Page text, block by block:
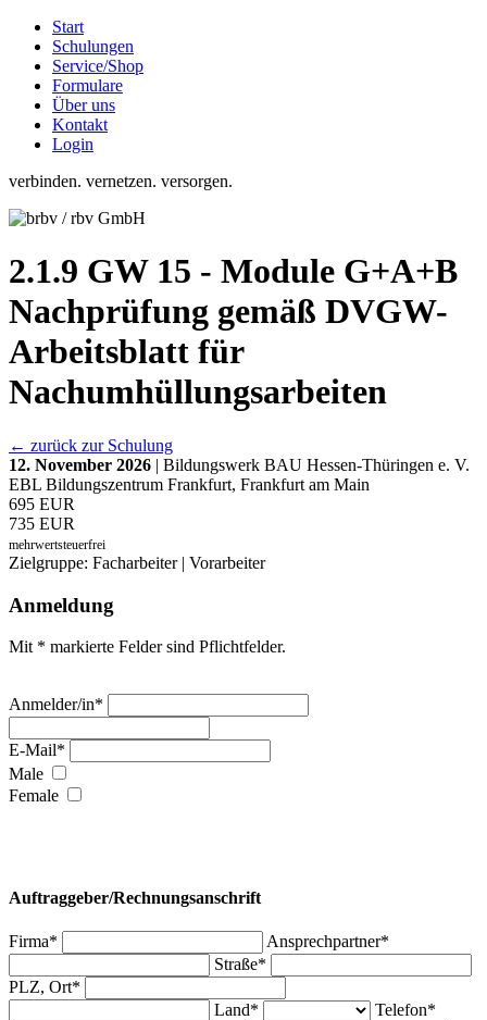
Start
Schulungen
Service/Shop
Formulare
Über uns
Kontakt
Login
verbinden. vernetzen. versorgen.
2.1.9 GW 15 - Module G+A+B
Nachprüfung gemäß DVGW-
Arbeitsblatt für
Nachumhüllungsarbeiten
← zurück zur Schulung
12. November 2026 | Bildungswerk BAU Hessen-Thüringen e. V.
EBL Bildungszentrum Frankfurt, Frankfurt am Main
695 EUR
735 EUR
mehrwertsteuerfrei
Zielgruppe: Facharbeiter | Vorarbeiter
Anmeldung
Mit * markierte Felder sind Pflichtfelder.
Anmelder/in*
E-Mail*
Male
Female
Auftraggeber/Rechnungsanschrift
Firma*
Ansprechpartner*
Straße*
PLZ, Ort*
Land*
Telefon*